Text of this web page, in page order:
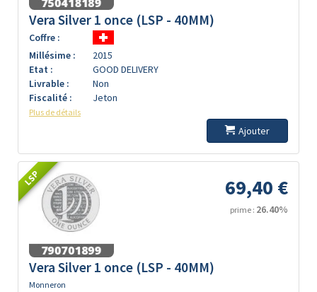
Vera Silver 1 once (LSP - 40MM)
Coffre :
Millésime :
2015
Etat :
GOOD DELIVERY
Livrable :
Non
Fiscalité :
Jeton
Plus de détails
Ajouter
LSP 69,40 €
prime : 26.40%
Vera Silver 1 once (LSP - 40MM)
Monneron